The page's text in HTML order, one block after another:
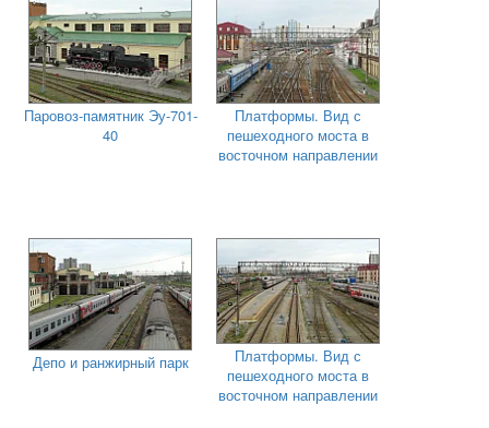
Паровоз-памятник Эу-701-
40
Платформы. Вид с
пешеходного моста в
восточном направлении
Депо и ранжирный парк
Платформы. Вид с
пешеходного моста в
восточном направлении